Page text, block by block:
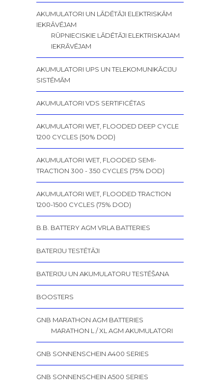
AKUMULATORI UN LĀDĒTĀJI ELEKTRISKĀM
IEKRĀVĒJAM
RŪPNIECISKIE LĀDĒTĀJI ELEKTRISKAJAM
IEKRĀVĒJAM
AKUMULATORI UPS UN TELEKOMUNIKĀCIJU
SISTĒMĀM
AKUMULATORI VDS SERTIFICĒTAS
AKUMULATORI WET, FLOODED DEEP CYCLE
1200 CYCLES (50% DOD)
AKUMULATORI WET, FLOODED SEMI-
TRACTION 300 - 350 CYCLES (75% DOD)
AKUMULATORI WET, FLOODED TRACTION
1200-1500 CYCLES (75% DOD)
B.B. BATTERY AGM VRLA BATTERIES
BATERIJU TESTĒTĀJI
BATERIJU UN AKUMULATORU TESTĒŠANA
BOOSTERS
GNB MARATHON AGM BATTERIES
MARATHON L / XL AGM AKUMULATORI
GNB SONNENSCHEIN A400 SERIES
GNB SONNENSCHEIN A500 SERIES